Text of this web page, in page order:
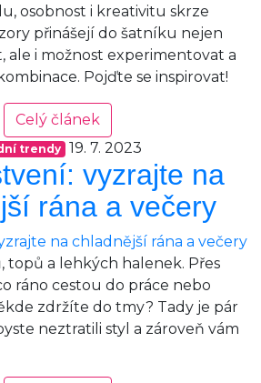
osobnost i kreativitu skrze
přinášejí do šatníku nejen
ale i možnost experimentovat a
Pojďte se inspirovat!
Celý článek
trendy 19. 7. 2023
vyzrajte na
rána a večery
topů a lehkých halenek. Přes
ráno cestou do práce nebo
zdržíte do tmy? Tady je pár
neztratili styl a zároveň vám